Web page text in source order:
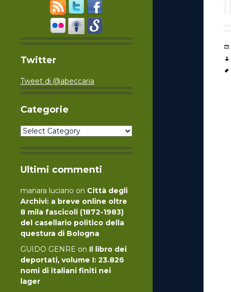
Twitter
Tweet di @abeccaria
Categorie
Categorie
Ultimi commenti
manara luciano on Città degli
Archivi: a breve online oltre
8 mila fascicoli (1872-1983)
del casellario politico della
questura di Bologna
GUIDO GENRE on Il libro dei
deportati, volume I: 23.826
nomi di italiani finiti nei
lager